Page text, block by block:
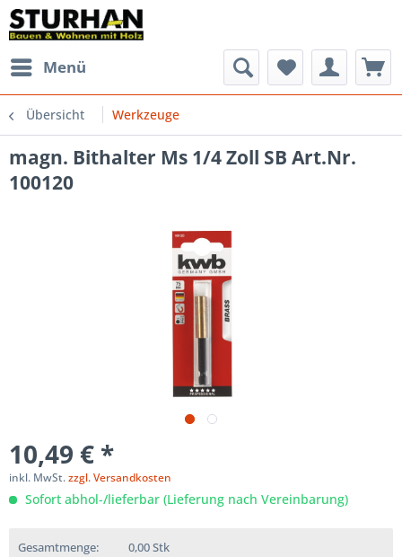
Menü
Übersicht Werkzeuge
magn. Bithalter Ms 1/4 Zoll SB Art.Nr.
100120
10,49 € *
inkl. MwSt.zzgl. Versandkosten
Sofort abhol-/lieferbar (Lieferung nach Vereinbarung)
Gesamtmenge: 0,00Stk